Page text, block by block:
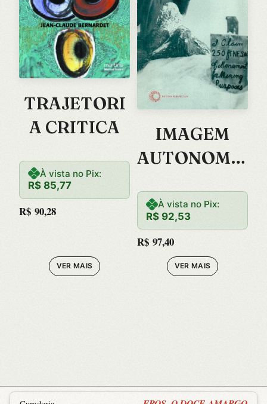
TRAJETORI
A CRITICA
À vista no Pix:
R$ 85,77
R$ 90,28
VER MAIS
IMAGEM
AUTONOMA,
TEORIA DO
CINEMA
À vista no Pix:
R$ 92,53
R$ 97,40
VER MAIS